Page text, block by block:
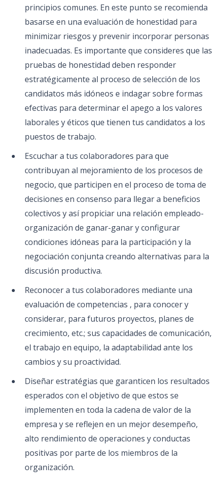
principios comunes. En este punto se recomienda
basarse en una evaluación de honestidad para
minimizar riesgos y prevenir incorporar personas
inadecuadas. Es importante que consideres que las
pruebas de honestidad deben responder
estratégicamente al proceso de selección de los
candidatos más idóneos e indagar sobre formas
efectivas para determinar el apego a los valores
laborales y éticos que tienen tus candidatos a los
puestos de trabajo.
Escuchar a tus colaboradores para que
contribuyan al mejoramiento de los procesos de
negocio, que participen en el proceso de toma de
decisiones en consenso para llegar a beneficios
colectivos y así propiciar una relación empleado-
organización de ganar-ganar y configurar
condiciones idóneas para la participación y la
negociación conjunta creando alternativas para la
discusión productiva.
Reconocer a tus colaboradores mediante una
evaluación de competencias , para conocer y
considerar, para futuros proyectos, planes de
crecimiento, etc.; sus capacidades de comunicación,
el trabajo en equipo, la adaptabilidad ante los
cambios y su proactividad.
Diseñar estratégias que garanticen los resultados
esperados con el objetivo de que estos se
implementen en toda la cadena de valor de la
empresa y se reflejen en un mejor desempeño,
alto rendimiento de operaciones y conductas
positivas por parte de los miembros de la
organización.